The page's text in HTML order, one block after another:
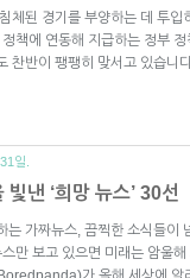
체된 경기를 부양하는 데 투입
책에 연동해 지급하는 정부
찬반이 팽팽히 맞서고 있습니
일.
낸 ‘희망 뉴스’ 30선
는 가짜뉴스, 끔찍한 소식들이
만 보고 있으면 미래는 암울해